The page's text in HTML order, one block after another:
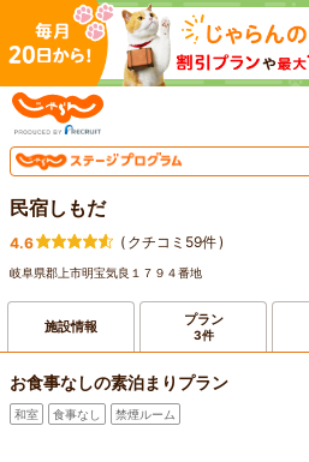
民宿しもだ
4.6 ( クチコミ59件)
岐阜県郡上市明宝気良１７９４番地
施設情報 プラン
3件
お食事なしの素泊まりプラン
和室 食事なし 禁煙ルーム